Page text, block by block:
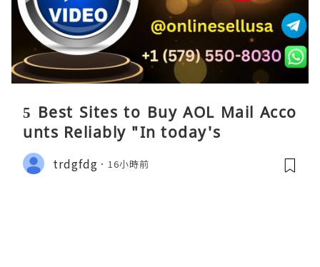
5 Best Sites to Buy AOL Mail Acco
unts Reliably "In today's
trdgfdg 16小時前